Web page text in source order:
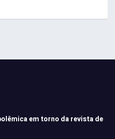
em torno da revista de